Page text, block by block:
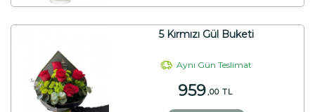
5 Kırmızı Gül Buketi
Aynı Gün Teslimat
959 ,00 TL